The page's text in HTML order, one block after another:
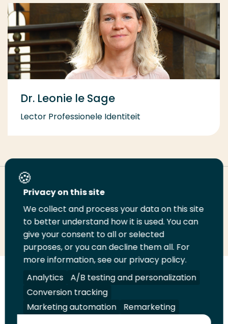
Dr. Leonie le Sage
Lector Professionele Identiteit
Deel deze pagina
Deel
LinkedIn
Deel
op
Twitter
Deel
op
Facebook
Email
deze
pagina
Print
deze
pagina
Volg
ons
op
LinkedIn
Volg
ons
op
Facebook
Volg
ons
op
YouTube
Volg
ons
op
Instagram
Juridisch Security A-Z Index
Contact
Privacy on this site
We collect and process your data on this site
to better understand how it is used. You can
give your consent to all or selected
purposes, or you can decline them all. For
more information, see our privacy policy.
Analytics
A/B testing and personalization
Conversion tracking
Marketing automation
Remarketing